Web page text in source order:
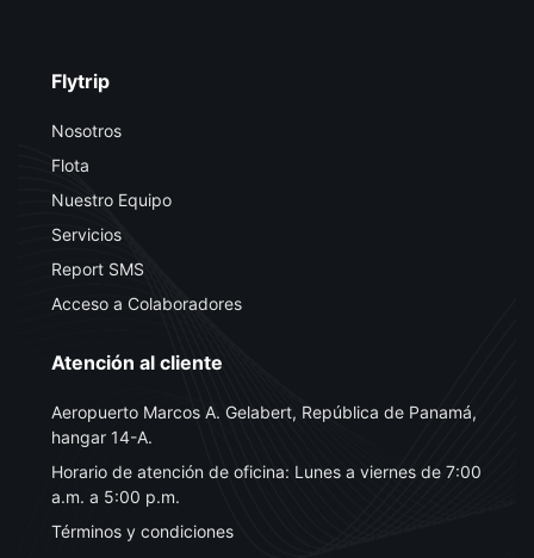
Flytrip
Nosotros
Flota
Nuestro Equipo
Servicios
Report SMS
Acceso a Colaboradores
Atención al cliente
Aeropuerto Marcos A. Gelabert, República de Panamá,
hangar 14-A.
Horario de atención de oficina: Lunes a viernes de 7:00
a.m. a 5:00 p.m.
Términos y condiciones